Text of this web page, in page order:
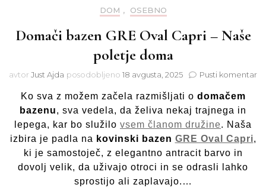
DOM , OSEBNO
Domači bazen GRE Oval Capri – Naše
poletje doma
avtor Just Ajda posodobljeno 18 avgusta, 2025 Pusti komentarna
Ko sva z možem začela razmišljati o domačem
bazenu, sva vedela, da želiva nekaj trajnega in
lepega, kar bo služilo vsem članom družine. Naša
izbira je padla na kovinski bazen GRE Oval Capri,
ki je samostoječ, z elegantno antracit barvo in
dovolj velik, da uživajo otroci in se odrasli lahko
sprostijo ali zaplavajo.…